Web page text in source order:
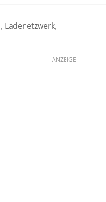
, Ladenetzwerk,
ANZEIGE